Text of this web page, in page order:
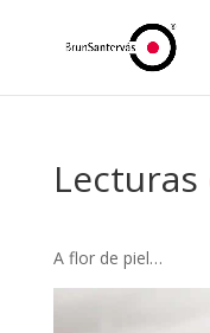
A flor de piel…